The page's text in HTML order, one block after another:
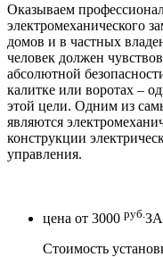
Оказываем
электромеханического
домов и в частных
человек должен
абсолютной
калитке или воротах –
этой цели. Одним из
являются
конструкции
управления.
цена от 3000 руб.
Стоимость